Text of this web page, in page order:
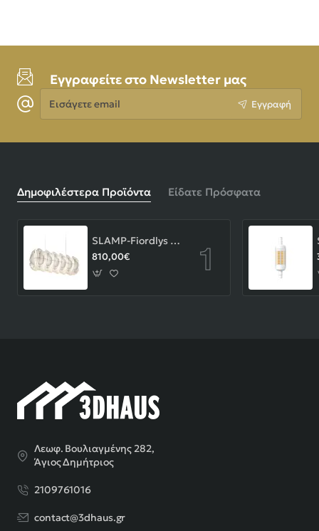
Εγγραφείτε στο Newsletter μας
Εισάγετε
email
Εγγραφή
Δημοφιλέστερα Προϊόντα Είδατε Πρόσφατα
SLAMP-Fiordlys Linear Φωτιστικό Κρεμαστό 90x26x33cm White ΚΩΔ.-FRDSXXLWHT01T00LINEU
810,00€
Λεωφ. Βουλιαγμένης 282,
Άγιος Δημήτριος
2109761016
contact@3dhaus.gr